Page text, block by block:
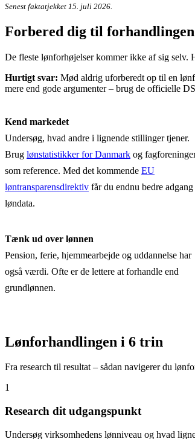
Senest faktatjekket 15. juli 2026.
Forbered dig til forhandlingen
De fleste lønforhøjelser kommer ikke af sig selv.
Hurtigt svar: Mød aldrig uforberedt op til en
mere end gode argumenter – brug de officielle
Kend markedet
Undersøg, hvad andre i lignende stillinger tjener.
Brug lønstatistikker for Danmark og
som reference. Med det kommende EU
løntransparensdirektiv får du endnu bedre
løndata.
Tænk ud over lønnen
Pension, ferie, hjemmearbejde og uddannelse har
også værdi. Ofte er de lettere at forhandle end
grundlønnen.
Lønforhandlingen i 6 trin
Fra research til resultat – sådan navigerer du
1
Research dit udgangspunkt
Undersøg virksomhedens lønniveau og hvad